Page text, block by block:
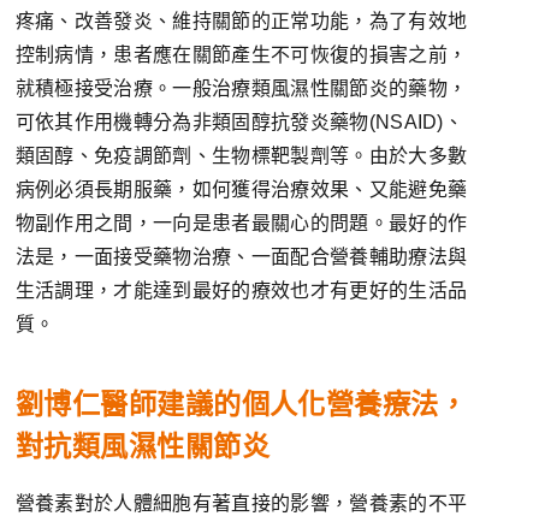
疼痛、改善發炎、維持關節的正常功能，為了有效地
控制病情，患者應在關節產生不可恢復的損害之前，
就積極接受治療。一般治療類風濕性關節炎的藥物，
可依其作用機轉分為非類固醇抗發炎藥物(NSAID)、
類固醇、免疫調節劑、生物標靶製劑等。由於大多數
病例必須長期服藥，如何獲得治療效果、又能避免藥
物副作用之間，一向是患者最關心的問題。最好的作
法是，一面接受藥物治療、一面配合營養輔助療法與
生活調理，才能達到最好的療效也才有更好的生活品
質。
劉博仁醫師建議的個人化營養療法，
對抗類風濕性關節炎
營養素對於人體細胞有著直接的影響，營養素的不平